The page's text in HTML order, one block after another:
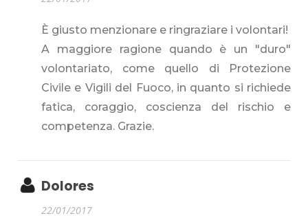
È giusto menzionare e ringraziare i volontari!
A maggiore ragione quando è un "duro"
volontariato, come quello di Protezione
Civile e Vigili del Fuoco, in quanto si richiede
fatica, coraggio, coscienza del rischio e
competenza. Grazie.
Dolores
22/01/2017